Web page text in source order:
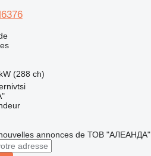
(288 ch)
annonces de ТОВ "АЛЕАНДА"